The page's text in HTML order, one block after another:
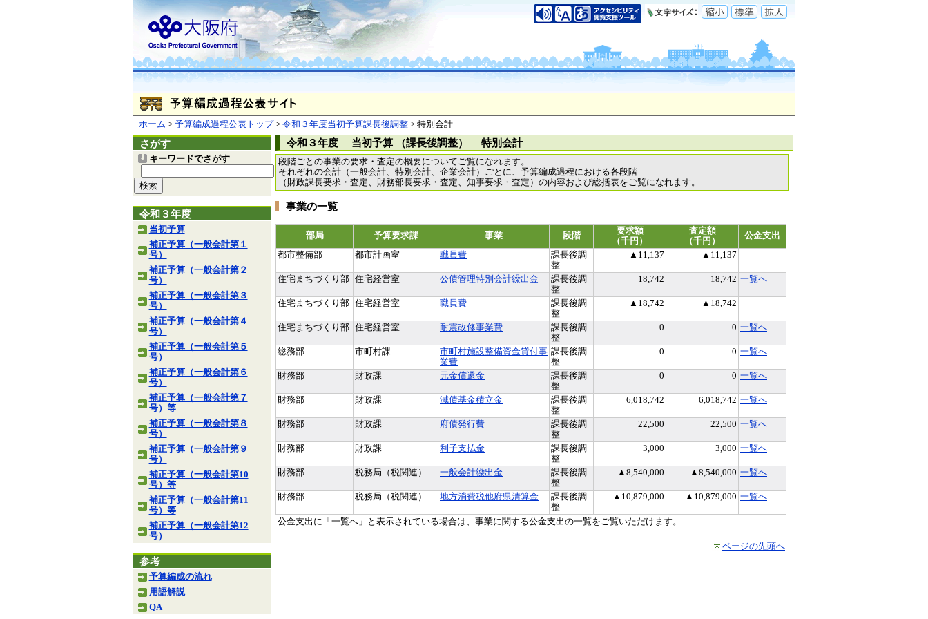
ホーム > 予算編成過程公表トップ> 令和３年度当初予算課長後調整> 特別会計
さがす
キーワードでさがす
令和３年度
当初予算
補正予算（一般会計第１
号）
補正予算（一般会計第２
号）
補正予算（一般会計第３
号）
補正予算（一般会計第４
号）
補正予算（一般会計第５
号）
補正予算（一般会計第６
号）
補正予算（一般会計第７
号）等
補正予算（一般会計第８
号）
補正予算（一般会計第９
号）
補正予算（一般会計第10
号）等
補正予算（一般会計第11
号）等
補正予算（一般会計第12
号）
参考
予算編成の流れ
用語解説
QA
令和３年度 当初予算 （課長後調整） 特別会計
段階ごとの事業の要求・査定の概要についてご覧になれます。
それぞれの会計（一般会計、特別会計、企業会計）ごとに、予算編成過程における各段階
（財政課長要求・査定、財務部長要求・査定、知事要求・査定）の内容および総括表をご覧になれます。
事業の一覧
部局 予算要求課 事業 段階
要求額
（千円）
査定額
（千円）
公金支出
都市整備部
都市計画室 職員費
課長後調
整
▲11,137 ▲11,137
住宅まちづくり部 住宅経営室 公債管理特別会計繰出金
課長後調
整
18,742 18,742 一覧へ
住宅まちづくり部 住宅経営室 職員費
課長後調
整
▲18,742 ▲18,742
住宅まちづくり部 住宅経営室 耐震改修事業費
課長後調
整
0 0 一覧へ
総務部 市町村課
市町村施設整備資金貸付事
業費
課長後調
整
0 0 一覧へ
財務部 財政課 元金償還金
課長後調
整
0 0 一覧へ
財務部 財政課 減債基金積立金
課長後調
整
6,018,742 6,018,742 一覧へ
財務部 財政課 府債発行費
課長後調
整
22,500 22,500 一覧へ
財務部 財政課 利子支払金
課長後調
整
3,000 3,000 一覧へ
財務部 税務局（税関連） 一般会計繰出金
課長後調
整
▲8,540,000 ▲8,540,000 一覧へ
財務部 税務局（税関連） 地方消費税他府県清算金
課長後調
整
▲10,879,000 ▲10,879,000 一覧へ
公金支出に「一覧へ」と表示されている場合は、事業に関する公金支出の一覧をご覧いただけます。
ページの先頭へ